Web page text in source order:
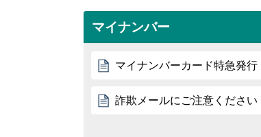
マイナンバー
マイナンバーカード特急発行
詐欺メールにご注意ください